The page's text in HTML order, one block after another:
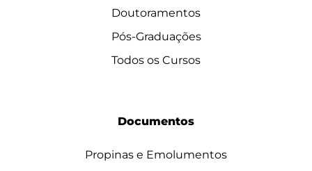
Doutoramentos
Pós-Graduações
Todos os Cursos
Documentos
Propinas e Emolumentos